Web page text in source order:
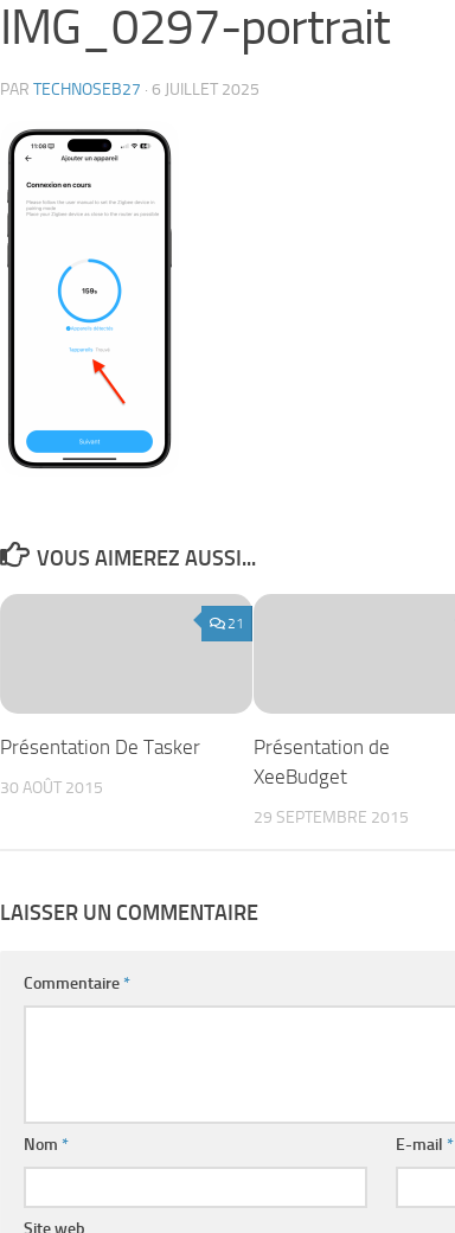
IMG_0297-portrait
PAR TECHNOSEB27 · 6 JUILLET 2025
VOUS AIMEREZ AUSSI...
21
Présentation De Tasker
30 AOÛT 2015
Présentation de
XeeBudget
29 SEPTEMBRE 2015
LAISSER UN COMMENTAIRE
Commentaire*
Nom * E-mail*
Site web